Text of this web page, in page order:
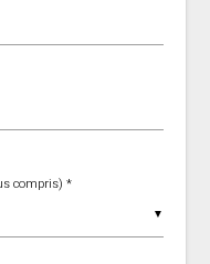
▼
compris) *